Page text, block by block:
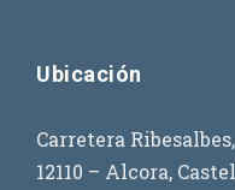
Ubicación
Carretera
12110 – Alcora,